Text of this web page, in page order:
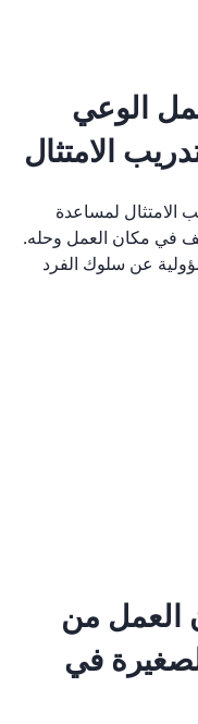
الوعي
الامتثال
الامتثال لمساعدة
في مكان العمل وحله.
عن سلوك الفرد
العمل من
في